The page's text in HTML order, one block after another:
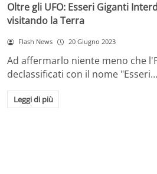
Oltre gli UFO: Esseri Giganti
visitando la Terra
Flash News 20 Giugno 2023
Ad affermarlo niente meno che
declassificati con il nome "Esseri…
Leggi di più